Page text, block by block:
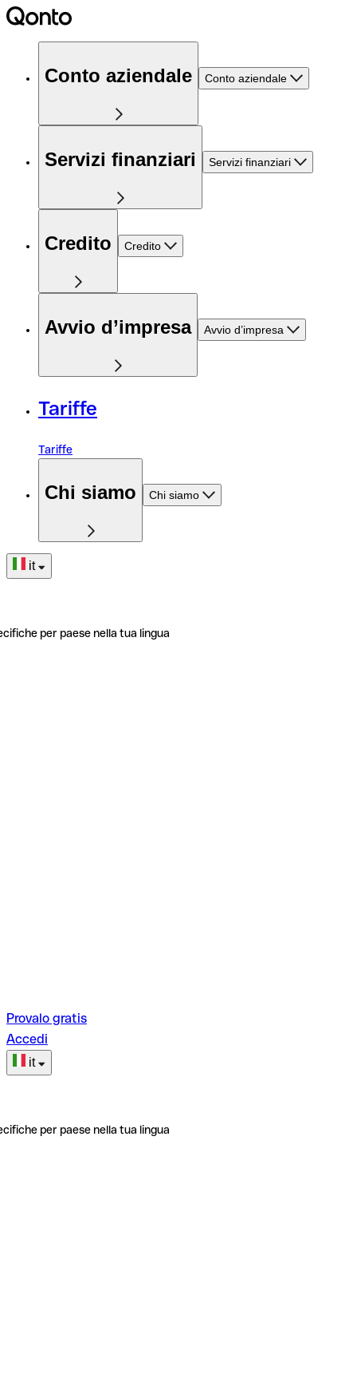
Conto aziendale Conto aziendale
Servizi finanziari Servizi finanziari
Credito Credito
Avvio d’impresa Avvio d’impresa
Tariffe
Tariffe
Chi siamo Chi siamo
it
per paese nella tua lingua
Provalo gratis
Accedi
it
per paese nella tua lingua